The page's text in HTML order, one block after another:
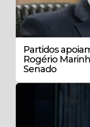
Partidos
Rogério
Senado